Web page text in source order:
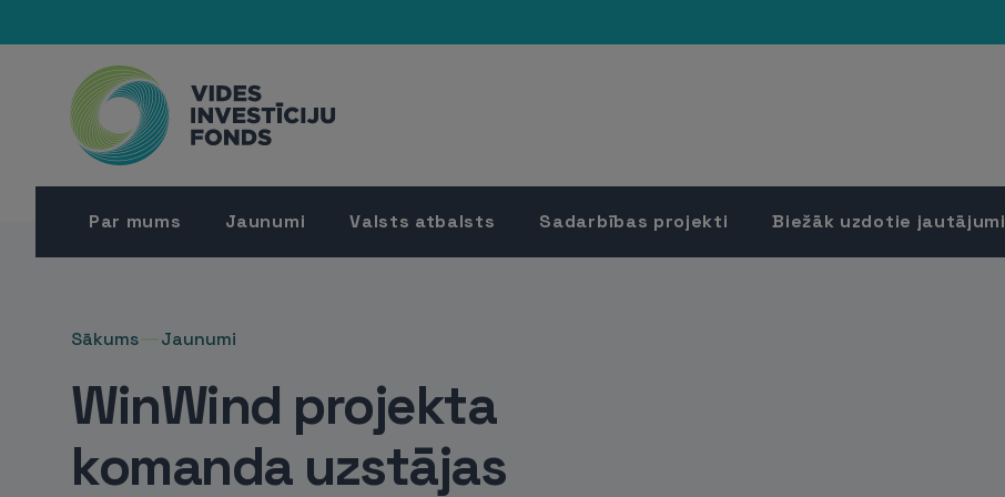
Par mums Jaunumi Valsts atbalsts Sadarbības projekti Biežāk uzdotie jautājumi
Sākums Jaunumi
WinWind projekta
komanda uzstājas